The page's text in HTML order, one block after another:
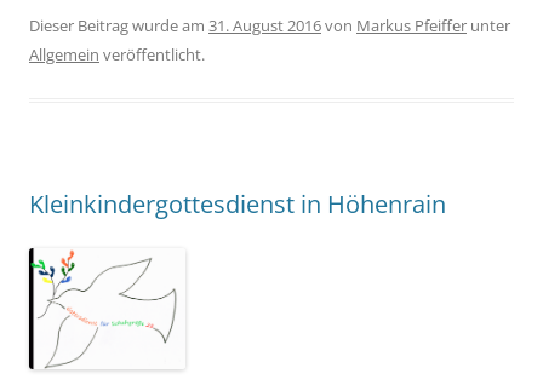
Dieser Beitrag wurde am 31. August 2016von Markus Pfeiffer unter
Allgemein veröffentlicht.
Kleinkindergottesdienst in Höhenrain